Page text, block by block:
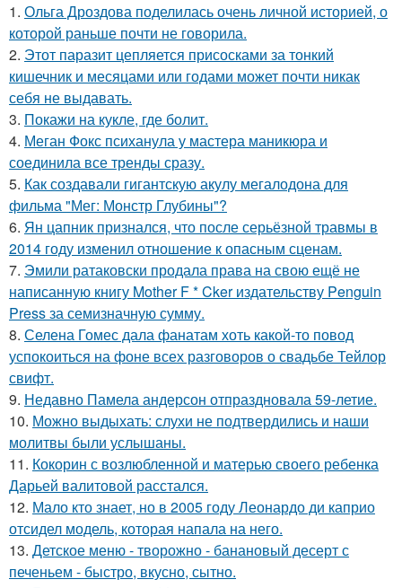
1. Ольга Дроздова поделилась очень личной историей, о
которой раньше почти не говорила.
2. Этот паразит цепляется присосками за тонкий
кишечник и месяцами или годами может почти никак
себя не выдавать.
3. Покажи на кукле, где болит.
4. Меган Фокс психанула у мастера маникюра и
соединила все тренды сразу.
5. Как создавали гигантскую акулу мегалодона для
фильма "Мег: Монстр Глубины"?
6. Ян цапник признался, что после серьёзной травмы в
2014 году изменил отношение к опасным сценам.
7. Эмили ратаковски продала права на свою ещё не
написанную книгу Mother F * Cker издательству Penguin
Press за семизначную сумму.
8. Селена Гомес дала фанатам хоть какой-то повод
успокоиться на фоне всех разговоров о свадьбе Тейлор
свифт.
9. Недавно Памела андерсон отпраздновала 59-летие.
10. Можно выдыхать: слухи не подтвердились и наши
молитвы были услышаны.
11. Кокорин с возлюбленной и матерью своего ребенка
Дарьей валитовой расстался.
12. Мало кто знает, но в 2005 году Леонардо ди каприо
отсидел модель, которая напала на него.
13. Детское меню - творожно - банановый десерт с
печеньем - быстро, вкусно, сытно.